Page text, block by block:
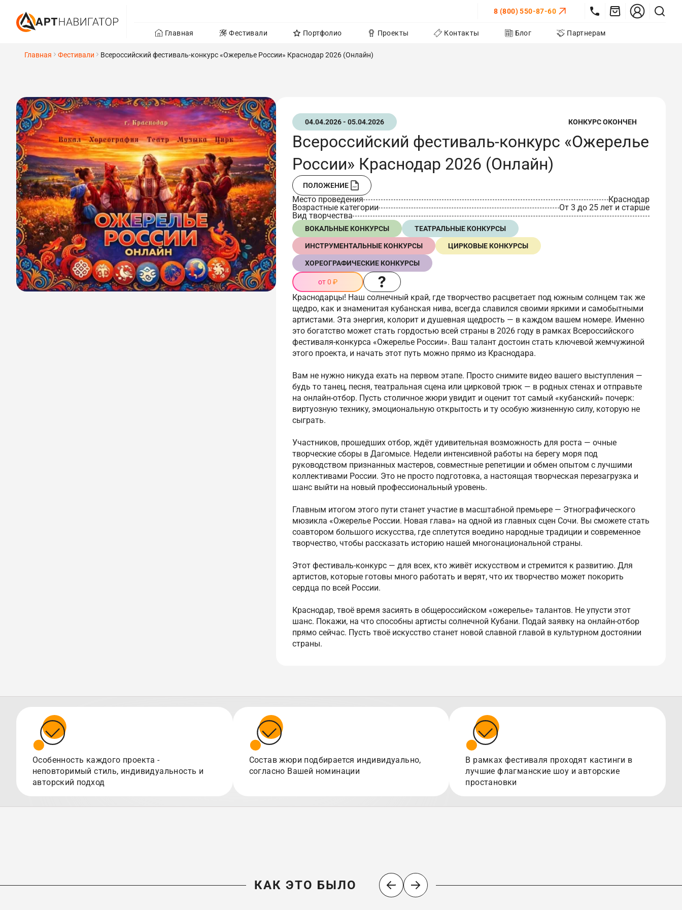
8 (800) 550-87-60
Главная Фестивали Портфолио Проекты Контакты Блог Партнерам
Главная Фестивали Всероссийский фестиваль-конкурс «Ожерелье России» Краснодар 2026 (Онлайн)
04.04.2026 - 05.04.2026 КОНКУРС ОКОНЧЕН
Всероссийский фестиваль-конкурс «Ожерелье
России» Краснодар 2026 (Онлайн)
ПОЛОЖЕНИЕ
Место проведения
Краснодар
Возрастные категории
От 3 до 25 лет и старше
Вид творчества
ВОКАЛЬНЫЕ КОНКУРСЫ ТЕАТРАЛЬНЫЕ КОНКУРСЫ
ИНСТРУМЕНТАЛЬНЫЕ КОНКУРСЫ ЦИРКОВЫЕ КОНКУРСЫ
ХОРЕОГРАФИЧЕСКИЕ КОНКУРСЫ
от 0 ₽
Краснодарцы! Наш солнечный край, где творчество расцветает под южным солнцем так же
щедро, как и знаменитая кубанская нива, всегда славился своими яркими и самобытными
артистами. Эта энергия, колорит и душевная щедрость — в каждом вашем номере. Именно
это богатство может стать гордостью всей страны в 2026 году в рамках Всероссийского
фестиваля-конкурса «Ожерелье России». Ваш талант достоин стать ключевой жемчужиной
этого проекта, и начать этот путь можно прямо из Краснодара.
Вам не нужно никуда ехать на первом этапе. Просто снимите видео вашего выступления —
будь то танец, песня, театральная сцена или цирковой трюк — в родных стенах и отправьте
на онлайн-отбор. Пусть столичное жюри увидит и оценит тот самый «кубанский» почерк:
виртуозную технику, эмоциональную открытость и ту особую жизненную силу, которую не
сыграть.
Участников, прошедших отбор, ждёт удивительная возможность для роста — очные
творческие сборы в Дагомысе. Недели интенсивной работы на берегу моря под
руководством признанных мастеров, совместные репетиции и обмен опытом с лучшими
коллективами России. Это не просто подготовка, а настоящая творческая перезагрузка и
шанс выйти на новый профессиональный уровень.
Главным итогом этого пути станет участие в масштабной премьере — Этнографического
мюзикла «Ожерелье России. Новая глава» на одной из главных сцен Сочи. Вы сможете стать
соавтором большого искусства, где сплетутся воедино народные традиции и современное
творчество, чтобы рассказать историю нашей многонациональной страны.
Этот фестиваль-конкурс — для всех, кто живёт искусством и стремится к развитию. Для
артистов, которые готовы много работать и верят, что их творчество может покорить
сердца по всей России.
Краснодар, твоё время засиять в общероссийском «ожерелье» талантов. Не упусти этот
шанс. Покажи, на что способны артисты солнечной Кубани. Подай заявку на онлайн-отбор
прямо сейчас. Пусть твоё искусство станет новой славной главой в культурном достоянии
страны.
Особенность каждого проекта -
неповторимый стиль, индивидуальность и
авторский подход
Состав жюри подбирается индивидуально,
согласно Вашей номинации
В рамках фестиваля проходят кастинги в
лучшие флагманские шоу и авторские
простановки
КАК ЭТО БЫЛО